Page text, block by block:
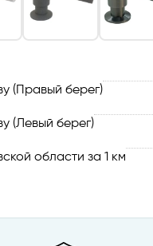
(Правый берег)
(Левый берег)
области за 1 км